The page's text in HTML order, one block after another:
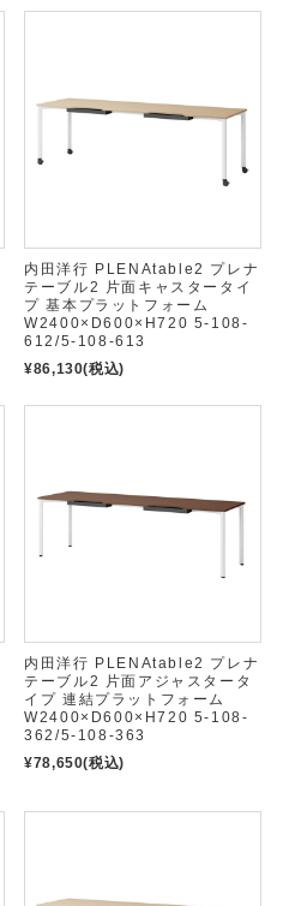
内田洋行 PLENAtable2 プレナ
テーブル2 片面キャスタータイ
プ 基本プラットフォーム
W2400×D600×H720 5-108-
612/5-108-613
¥86,130(税込)
内田洋行 PLENAtable2 プレナ
テーブル2 片面アジャスタータ
イプ 連結プラットフォーム
W2400×D600×H720 5-108-
362/5-108-363
¥78,650(税込)